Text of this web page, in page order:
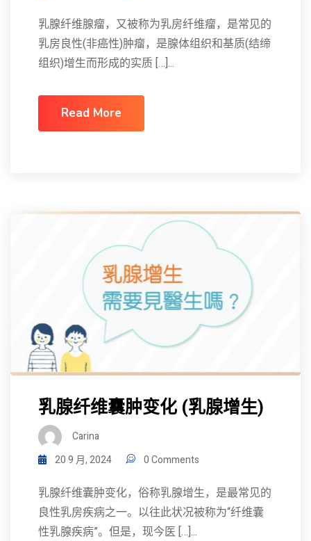
乳腺纤维腺瘤，又被称为乳房纤维瘤，是常见的
乳房良性(非癌性)肿瘤，是腺体组织和基质(结缔
组织)增生而形成的实质 […]...
Read More
乳腺纤维囊肿变化 (乳腺增生)
Carina
20 9 月, 2024
0 Comments
乳腺纤维囊肿变化，俗称乳腺增生，是最常见的
良性乳房疾病之一。以往此状况被称为“纤维囊
性乳腺疾病”。但是，现今医 […]...